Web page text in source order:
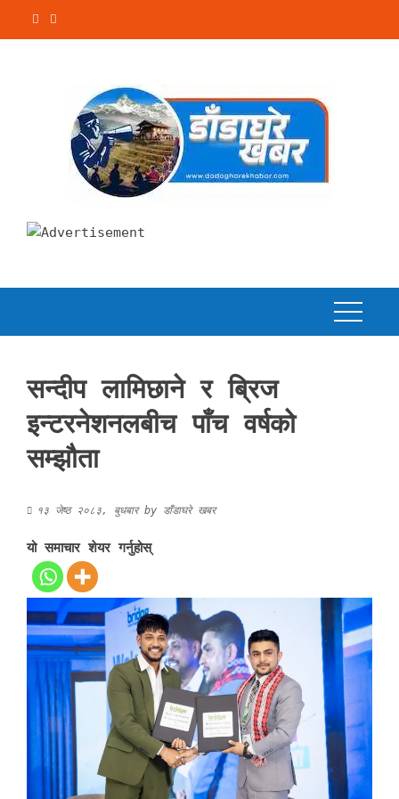
सन्दीप लामिछाने र ब्रिज
इन्टरनेशनलबीच पाँच वर्षको
सम्झौता
१३ जेष्ठ २०८३, बुधबारby डाँडाघरे खबर
यो समाचार शेयर गर्नुहोस्